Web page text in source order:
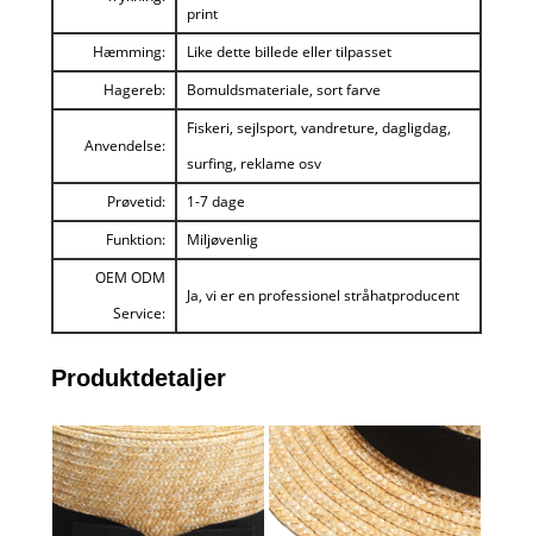
print
Hæmming:
Like dette billede eller tilpasset
Hagereb:
Bomuldsmateriale, sort farve
Anvendelse:
Fiskeri, sejlsport, vandreture, dagligdag,
surfing, reklame osv
Prøvetid:
1-7 dage
Funktion:
Miljøvenlig
OEM ODM
Service:
Ja, vi er en professionel stråhatproducent
Produktdetaljer